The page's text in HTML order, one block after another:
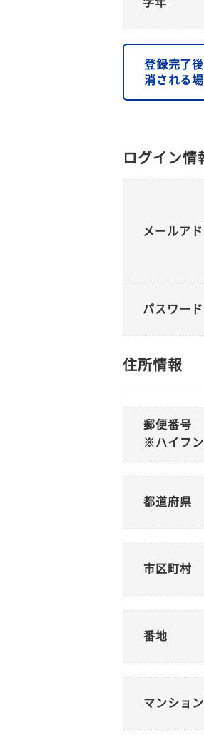
登録完了
消される
ログイン情
メールア
パスワード
住所情報
郵便番号
※ハイフン
都道府県
市区町村
番地
マンショ